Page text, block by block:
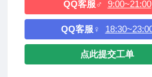
QQ客服♂ 9:00~21:00
QQ客服♀
点此提交工单